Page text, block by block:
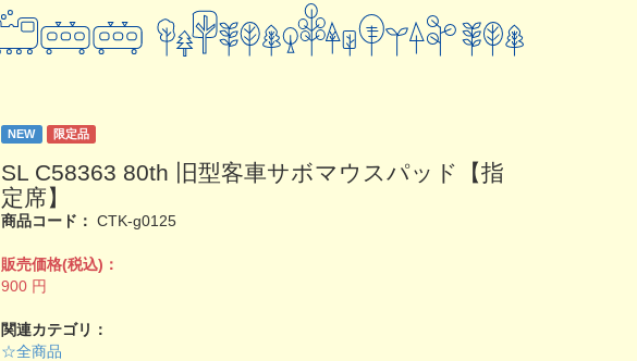
NEW 限定品
SL C58363 80th 旧型客車サボマウスパッド【指
定席】
商品コード： CTK-g0125
販売価格(税込)：
900 円
関連カテゴリ：
☆全商品